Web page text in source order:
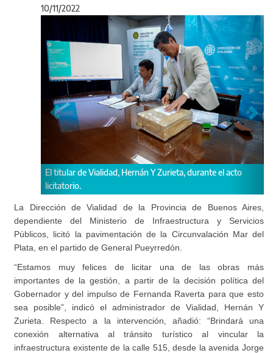
10/11/2022
El presupuesto oficial de la obra asciende a $
2.993.281.843,42.
La Dirección de Vialidad de la Provincia de Buenos Aires,
dependiente del Ministerio de Infraestructura y Servicios
Públicos, licitó la pavimentación de la Circunvalación Mar del
Plata, en el partido de General Pueyrredón.
“Estamos muy felices de licitar una de las obras más
importantes de la gestión, a partir de la decisión política del
Gobernador y del impulso de Fernanda Raverta para que esto
sea posible”, indicó el administrador de Vialidad, Hernán Y
Zurieta. Respecto a la intervención, añadió: “Brindará una
conexión alternativa al tránsito turístico al vincular la
infraestructura existente de la calle 515, desde la avenida Jorge